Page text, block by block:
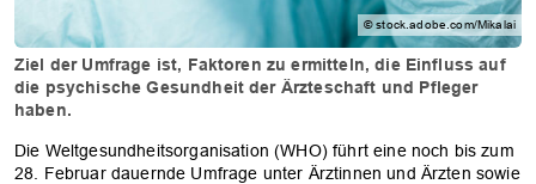
© stock.adobe.com/Mikalai
Ziel der Umfrage ist, Faktoren zu ermitteln, die Einfluss auf
die psychische Gesundheit der Ärzteschaft und Pfleger
haben.
Die Weltgesundheitsorganisation (WHO) führt eine noch bis zum
28. Februar dauernde Umfrage unter Ärztinnen und Ärzten sowie